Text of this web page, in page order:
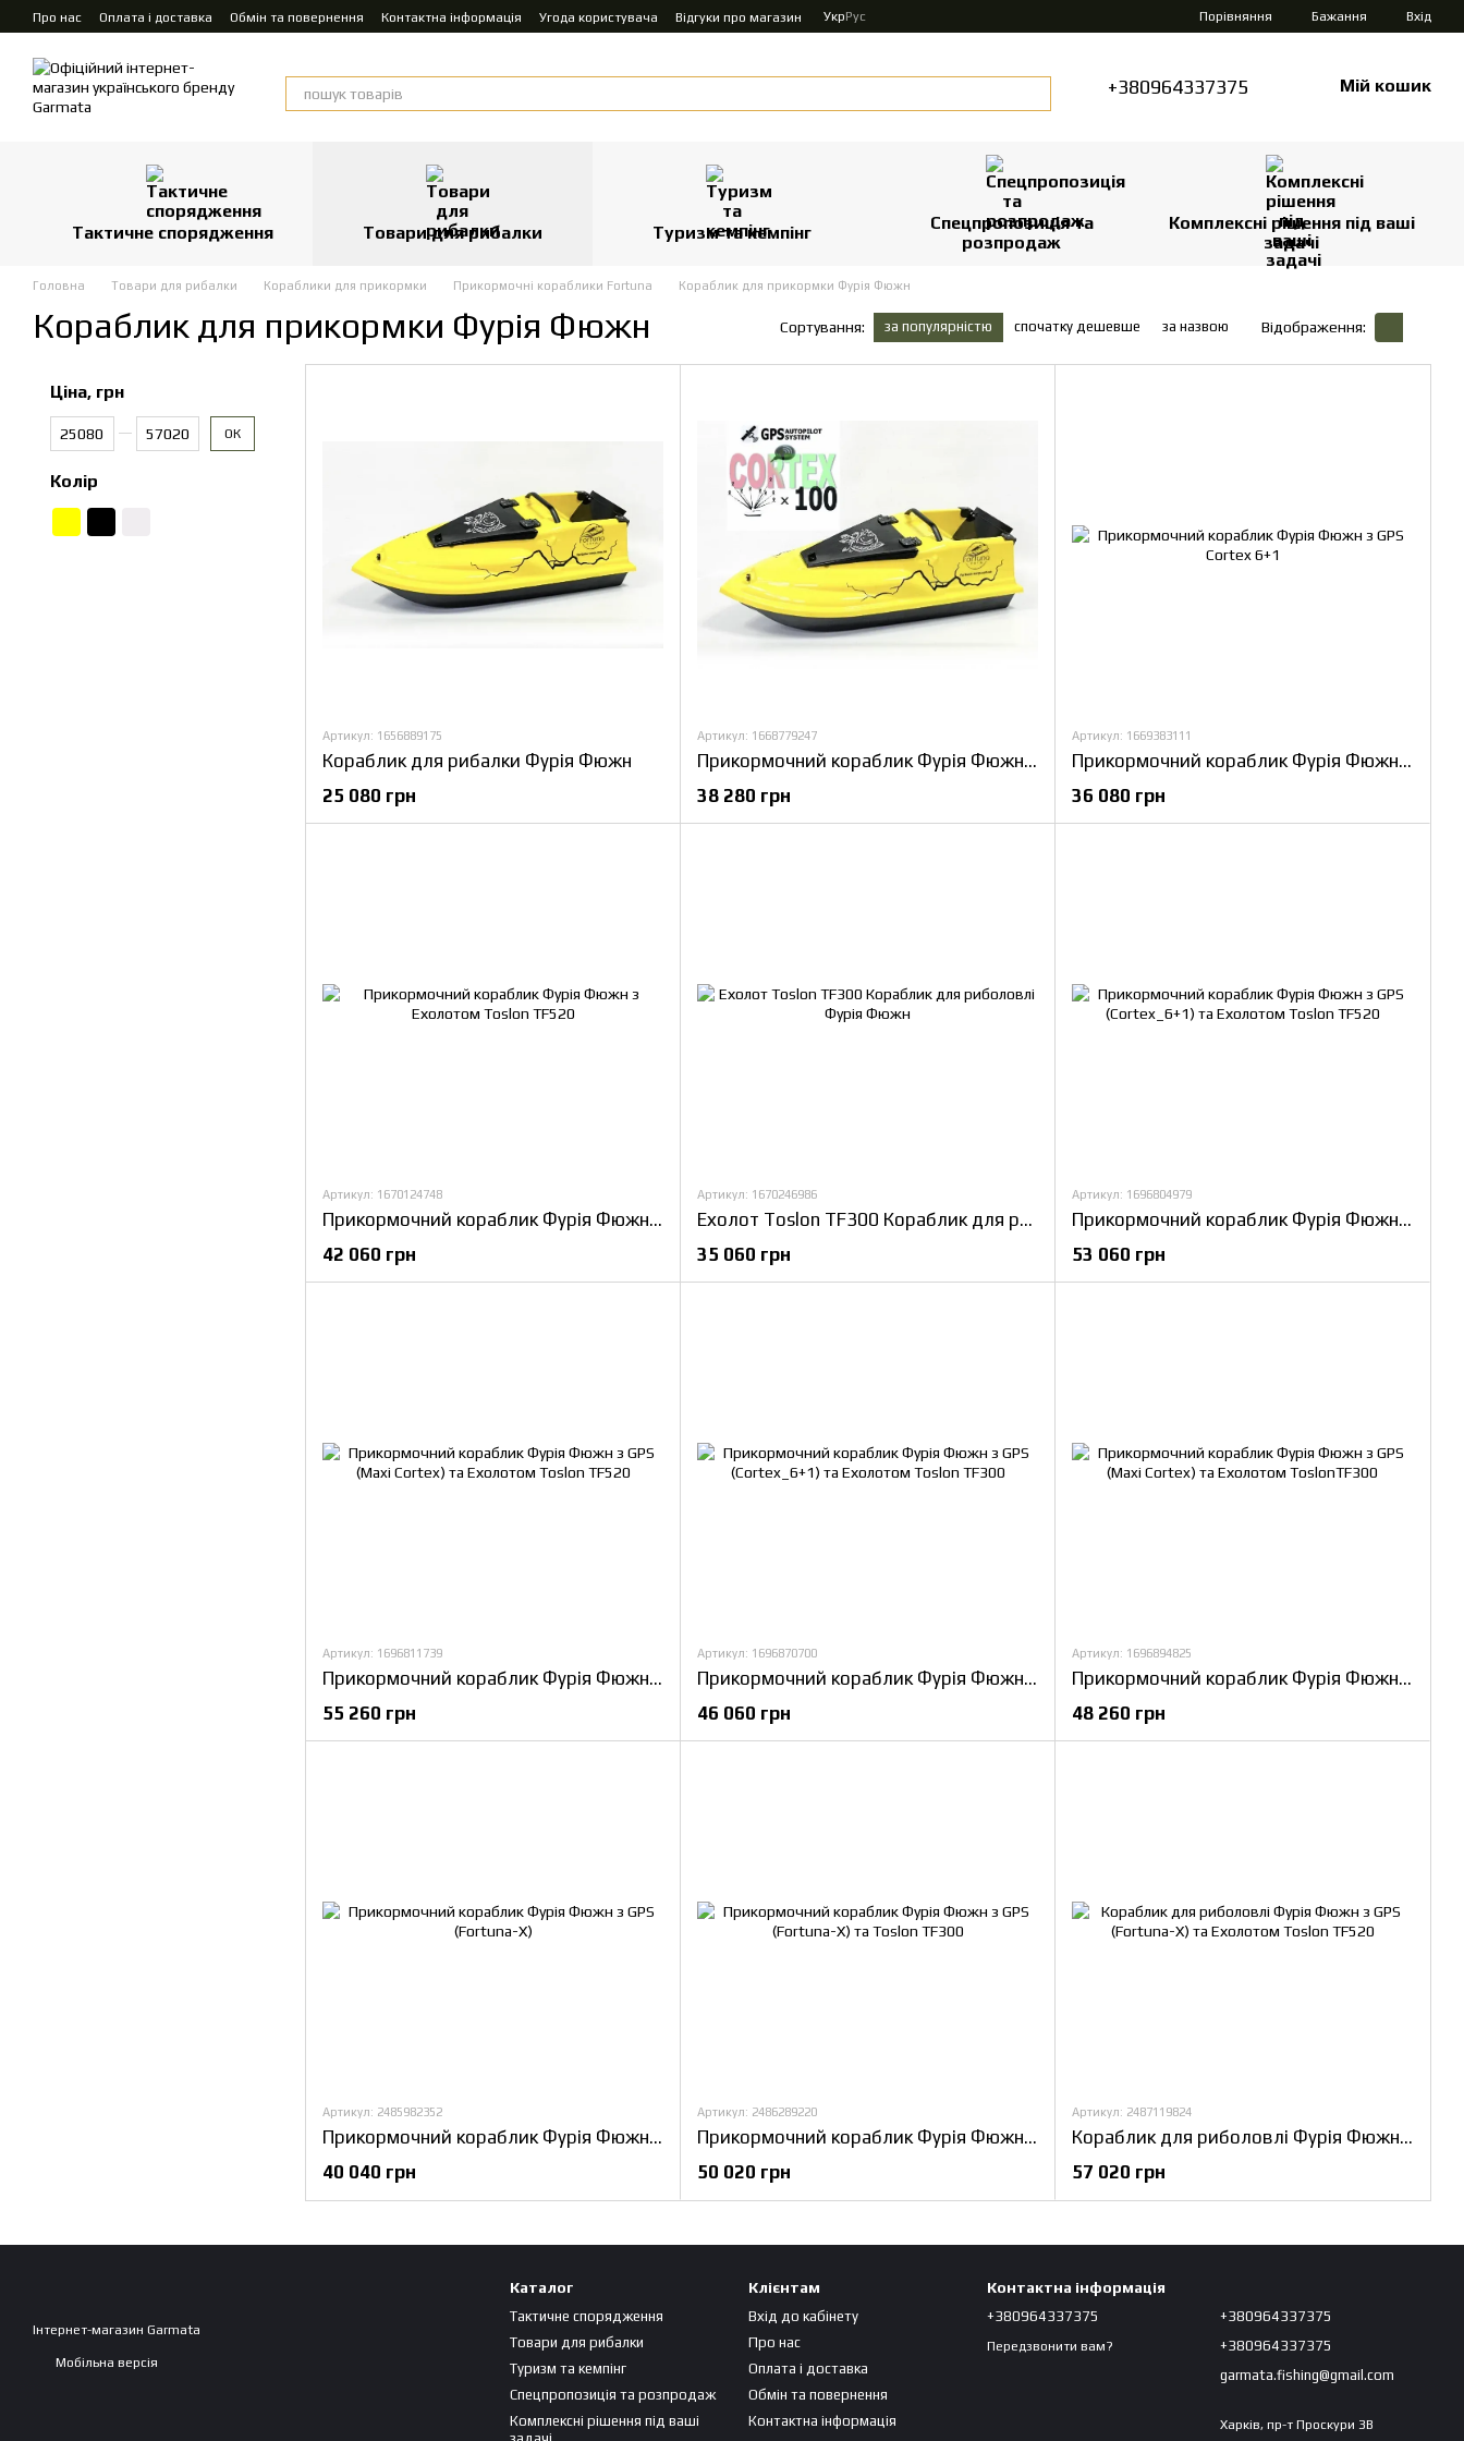
Перейти до основного контенту
Про нас Оплата і доставка Обмін та повернення Контактна інформація Угода користувача Відгуки про магазин УкрРус Порівняння Бажання Вхід
+380964337375 Мій кошик
Тактичне спорядження Товари для рибалки Туризм та кемпінг
Спецпропозиція та
розпродаж
Комплексні рішення під ваші
задачі
Головна Товари для рибалки Кораблики для прикормки Прикормочні кораблики Fortuna Кораблик для прикормки Фурія Фюжн
Кораблик для прикормки Фурія Фюжн Сортування: за популярністю спочатку дешевше за назвою Відображення:
Артикул: 1656889175
Кораблик для рибалки Фурія Фюжн
25 080 грн
Артикул: 1668779247
Прикормочний кораблик Фурія Фюжн з GPS (Maxi Cortex)
38 280 грн
Артикул: 1669383111
Прикормочний кораблик Фурія Фюжн з GPS Cortex 6+1
36 080 грн
Артикул: 1670124748
Прикормочний кораблик Фурія Фюжн з Ехолотом Toslon TF520
42 060 грн
Артикул: 1670246986
Ехолот Toslon TF300 Кораблик для риболовлі Фурія Фюжн
35 060 грн
Артикул: 1696804979
Прикормочний кораблик Фурія Фюжн з GPS (Cortex_6+1) та Ехолотом Toslon TF520
53 060 грн
Артикул: 1696811739
Прикормочний кораблик Фурія Фюжн з GPS (Maxi Cortex) та Ехолотом Toslon TF520
55 260 грн
Артикул: 1696870700
Прикормочний кораблик Фурія Фюжн з GPS (Cortex_6+1) та Ехолотом Toslon TF300
46 060 грн
Артикул: 1696894825
Прикормочний кораблик Фурія Фюжн з GPS (Maxi Cortex) та Ехолотом ToslonTF300
48 260 грн
Артикул: 2485982352
Прикормочний кораблик Фурія Фюжн з GPS (Fortuna-X)
40 040 грн
Артикул: 2486289220
Прикормочний кораблик Фурія Фюжн з GPS (Fortuna-X) та Toslon TF300
50 020 грн
Артикул: 2487119824
Кораблик для риболовлі Фурія Фюжн з GPS (Fortuna-X) та Ехолотом Toslon TF520
57 020 грн
Ціна, грн
ОК
Колір
Інтернет-магазин Garmata
Мобільна версія
Каталог
Тактичне спорядження
Товари для рибалки
Туризм та кемпінг
Спецпропозиція та розпродаж
Комплексні рішення під ваші
Клієнтам
Вхід до кабінету
Про нас
Оплата і доставка
Обмін та повернення
Контактна інформація
Контактна інформація
+380964337375
Передзвонити вам?
+380964337375
+380964337375
garmata.fishing@gmail.com
Харків, пр-т Проскури 3В